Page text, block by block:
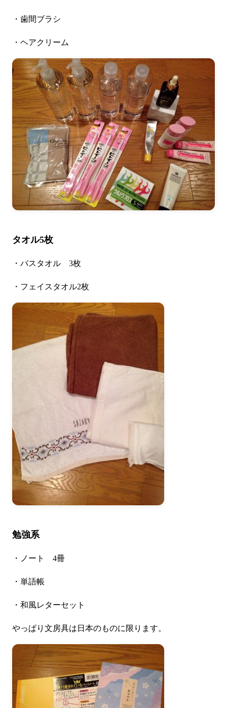
・歯間ブラシ
・ヘアクリーム
タオル5枚
・バスタオル 3枚
・フェイスタオル2枚
勉強系
・ノート 4冊
・単語帳
・和風レターセット
やっぱり文房具は日本のものに限ります。